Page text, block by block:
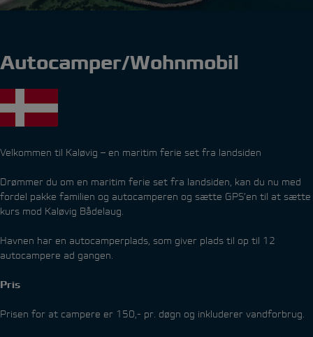
Autocamper/Wohnmobil
Velkommen til Kaløvig – en maritim ferie set fra landsiden
Drømmer du om en maritim ferie set fra landsiden, kan du nu med
fordel pakke familien og autocamperen og sætte GPS’en til at sætte
kurs mod Kaløvig Bådelaug.
Havnen har en autocamperplads, som giver plads til op til 12
autocampere ad gangen.
Pris
Prisen for at campere er 150,- pr. døgn og inkluderer vandforbrug.